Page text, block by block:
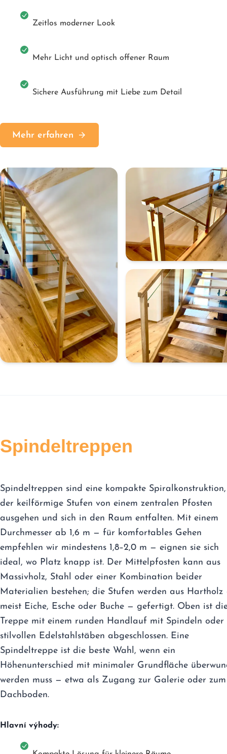
Zeitlos moderner Look
Mehr Licht und optisch offener Raum
Sichere Ausführung mit Liebe zum Detail
Mehr erfahren
Spindeltreppen
Spindeltreppen sind eine kompakte
der keilförmige Stufen von einem zentralen Pfosten
ausgehen und sich in den Raum entfalten. Mit einem
Durchmesser ab 1,6 m — für komfortables Gehen
empfehlen wir mindestens 1,8–2,0 m — eignen sie sich
ideal, wo Platz knapp ist. Der Mittelpfosten kann aus
Massivholz, Stahl oder einer Kombination beider
Materialien bestehen; die Stufen werden aus Hartholz
meist Eiche, Esche oder Buche — gefertigt. Oben ist
Treppe mit einem runden Handlauf mit Spindeln oder
stilvollen Edelstahlstäben abgeschlossen. Eine
Spindeltreppe ist die beste Wahl, wenn ein
Höhenunterschied mit minimaler Grundfläche
werden muss — etwa als Zugang zur Galerie oder zum
Dachboden.
Hlavní výhody: